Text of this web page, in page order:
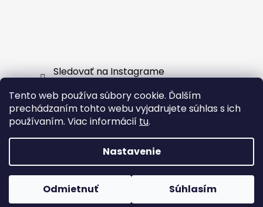
Tento web používa súbory cookie. Ďalším
prechádzaním tohto webu vyjadrujete súhlas s ich
používaním. Viac informácií tu.
Nastavenie
Odmietnuť Súhlasím
Sledovať na Instagrame
Facebook
Vytvoril Shoptet
Copyright 2026EXTERNSHOP.SK. Všetky práva